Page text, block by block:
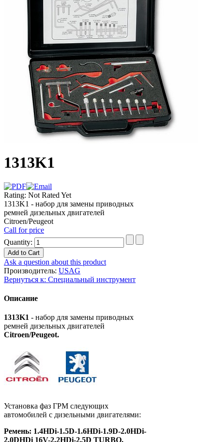
1313K1
Rating: Not Rated Yet
1313K1 - набор для замены приводных
ремней дизельных двигателей
Citroen/Peugeot
Call for price
Quantity:
Ask a question about this product
Производитель: USAG
Вернуться к: Специальный инструмент
Описание
1313K1 - набор для замены приводных
ремней дизельных двигателей
Citroen/Peugeot.
Установка фаз ГРМ следующих
автомобилей с дизельными двигателями:
Ремень: 1.4HDi-1.5D-1.6HDi-1.9D-2.0HDi-
2.0DHDi 16V-2.2HDi-2.5D TURBO.